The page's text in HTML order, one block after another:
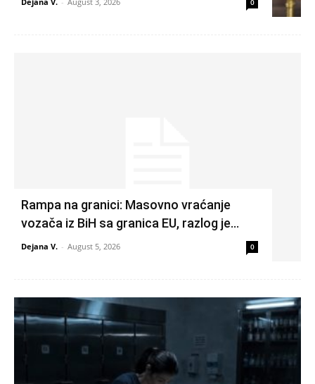
Rampa na granici: Masovno vraćanje
vozača iz BiH sa granica EU, razlog je…
Dejana V. - August 5, 2026 0